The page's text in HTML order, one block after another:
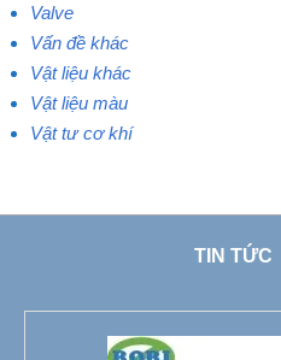
Valve
Vấn đề khác
Vật liệu khác
Vật liệu màu
Vật tư cơ khí
TIN TỨC